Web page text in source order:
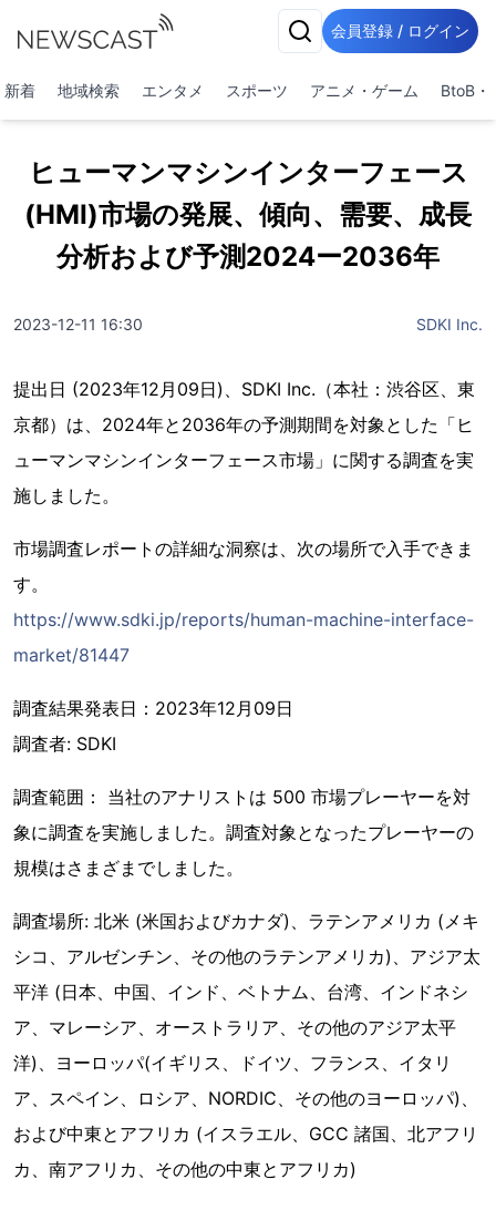
会員登録 / ログイン
新着 地域検索 エンタメ スポーツ アニメ・ゲーム BtoB・
ヒューマンマシンインターフェース
(HMI)市場の発展、傾向、需要、成長
分析および予測2024ー2036年
2023-12-11 16:30 SDKI Inc.
提出日 (2023年12月09日)、SDKI Inc.（本社：渋谷区、東
京都）は、2024年と2036年の予測期間を対象とした「ヒ
ューマンマシンインターフェース市場」に関する調査を実
施しました。
市場調査レポートの詳細な洞察は、次の場所で入手できま
す。
https://www.sdki.jp/reports/human-machine-interface-
market/81447
調査結果発表日：2023年12月09日
調査者: SDKI
調査範囲： 当社のアナリストは 500 市場プレーヤーを対
象に調査を実施しました。調査対象となったプレーヤーの
規模はさまざまでしました。
調査場所: 北米 (米国およびカナダ)、ラテンアメリカ (メキ
シコ、アルゼンチン、その他のラテンアメリカ)、アジア太
平洋 (日本、中国、インド、ベトナム、台湾、インドネシ
ア、マレーシア、オーストラリア、その他のアジア太平
洋)、ヨーロッパ(イギリス、ドイツ、フランス、イタリ
ア、スペイン、ロシア、NORDIC、その他のヨーロッパ)、
および中東とアフリカ (イスラエル、GCC 諸国、北アフリ
カ、南アフリカ、その他の中東とアフリカ)